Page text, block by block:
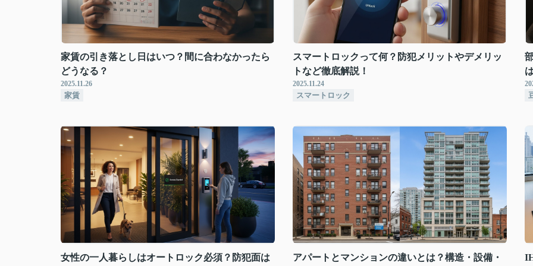
家賃の引き落とし日はいつ？間に合わなかったら
どうなる？
2025.11.26
家賃
スマートロックって何？防犯メリットやデメリッ
トなど徹底解説！
2025.11.24
スマートロック
女性の一人暮らしはオートロック必須？防犯面は アパートとマンションの違いとは？構造・設備・